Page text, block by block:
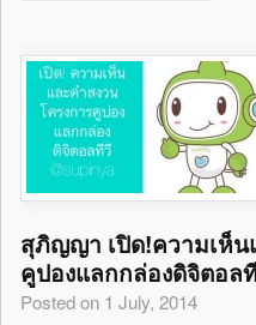
สุภิญญา เปิด!ความเห็น
คูปองแลกกล่องดิจิตอล
Posted on 1 July, 2014